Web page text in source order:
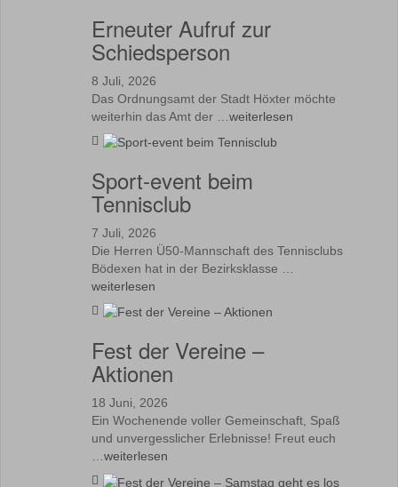
Erneuter Aufruf zur
Schiedsperson
8 Juli, 2026
Das Ordnungsamt der Stadt Höxter möchte
weiterhin das Amt der … weiterlesen
Sport-event beim
Tennisclub
7 Juli, 2026
Die Herren Ü50-Mannschaft des Tennisclubs
Bödexen hat in der Bezirksklasse …
weiterlesen
Fest der Vereine –
Aktionen
18 Juni, 2026
Ein Wochenende voller Gemeinschaft, Spaß
und unvergesslicher Erlebnisse! Freut euch
…weiterlesen